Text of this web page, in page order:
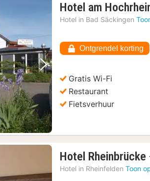
Volgende foto
Hotel am
Hotel in Bad Säckingen
Ontgrendel korting
Gratis Wi-Fi
Restaurant
Fietsverhuur
Hotel Rheinbrücke
Hotel in Rheinfelden Toon